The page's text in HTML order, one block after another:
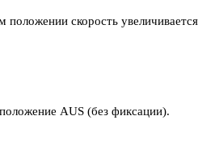
скорость увеличивается
AUS (без фиксации).